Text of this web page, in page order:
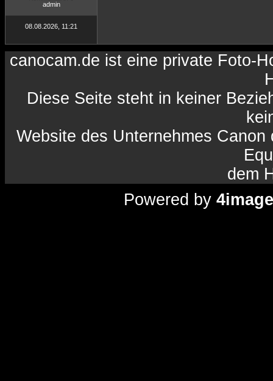
admin
08.08.2026, 11:21
canocam.de ist eine private Foto-
Diese Seite steht in keiner
Website des Unternehmes
dem
Powered by